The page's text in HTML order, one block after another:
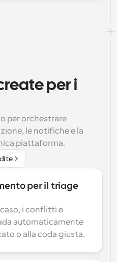
per i
per orchestrare
le notifiche e la
piattaforma.
per il triage
i conflitti e
automaticamente
o alla coda giusta.